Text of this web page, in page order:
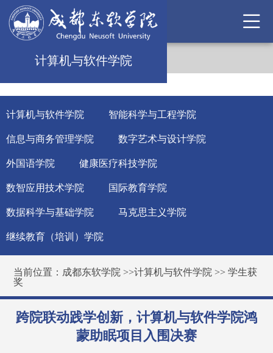
计算机与软件学院
计算机与软件学院 智能科学与工程学院
信息与商务管理学院 数字艺术与设计学院
外国语学院 健康医疗科技学院
数智应用技术学院 国际教育学院
数据科学与基础学院 马克思主义学院
继续教育（培训）学院
当前位置： 成都东软学院 >>计算机与软件学院 >>学生获
奖
跨院联动践学创新，计算机与软件学院鸿
蒙助眠项目入围决赛